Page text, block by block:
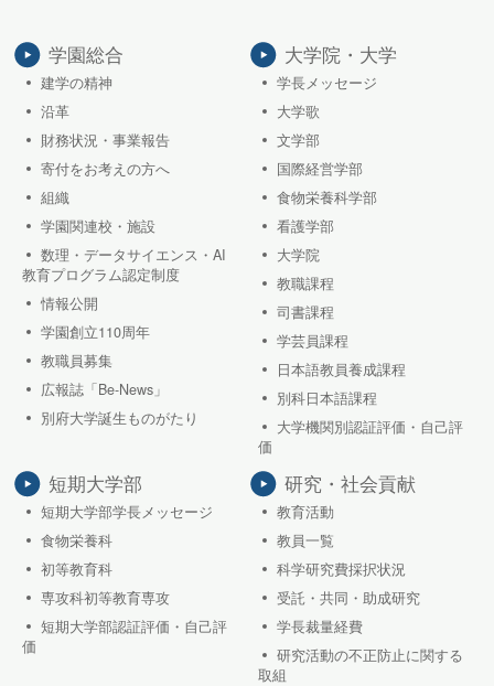
学園総合
建学の精神
沿革
財務状況・事業報告
寄付をお考えの方へ
組織
学園関連校・施設
数理・データサイエンス・AI
教育プログラム認定制度
情報公開
学園創立110周年
教職員募集
広報誌「Be-News」
別府大学誕生ものがたり
大学院・大学
学長メッセージ
大学歌
文学部
国際経営学部
食物栄養科学部
看護学部
大学院
教職課程
司書課程
学芸員課程
日本語教員養成課程
別科日本語課程
大学機関別認証評価・自己評
価
短期大学部
短期大学部学長メッセージ
食物栄養科
初等教育科
専攻科初等教育専攻
短期大学部認証評価・自己評
価
研究・社会貢献
教育活動
教員一覧
科学研究費採択状況
受託・共同・助成研究
学長裁量経費
研究活動の不正防止に関する
取組